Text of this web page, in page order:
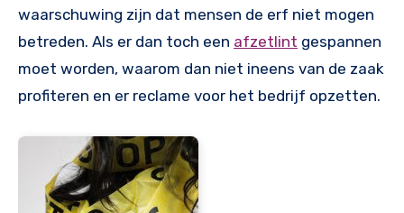
waarschuwing zijn dat mensen de erf niet mogen
betreden. Als er dan toch een afzetlint gespannen
moet worden, waarom dan niet ineens van de zaak
profiteren en er reclame voor het bedrijf opzetten.